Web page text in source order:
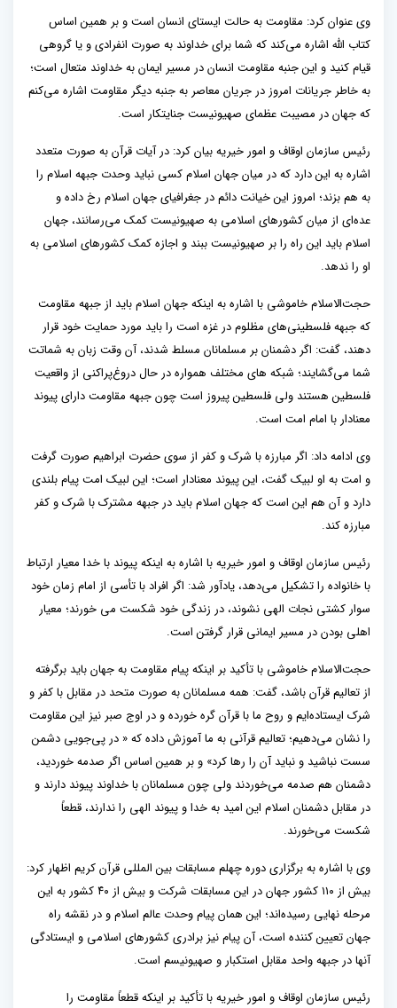
وی عنوان کرد: مقاومت به حالت ایستای انسان است و بر همین اساس
کتاب الله اشاره می‌کند که شما برای خداوند به صورت انفرادی و یا گروهی
قیام کنید و این جنبه مقاومت انسان در مسیر ایمان به خداوند متعال است؛
به خاطر جریانات امروز در جریان معاصر به جنبه دیگر مقاومت اشاره می‌کنم
که جهان در مصیبت عظمای صهیونیست جنایتکار است.
رئیس سازمان اوقاف و امور خیریه بیان کرد: در آیات قرآن به صورت متعدد
اشاره به این دارد که در میان جهان اسلام کسی نباید وحدت جبهه اسلام را
به هم بزند؛ امروز این خیانت دائم در جغرافیای جهان اسلام رخ داده و
عده‌ای از میان کشورهای اسلامی به صهیونیست کمک می‌رسانند، جهان
اسلام باید این راه را بر صهیونیست ببند و اجازه کمک کشورهای اسلامی به
او را ندهد.
حجت‌الاسلام خاموشی با اشاره به اینکه جهان اسلام باید از جبهه مقاومت
که جبهه‌ فلسطینی‌های مظلوم در غزه است را باید مورد حمایت خود قرار
دهند، گفت: اگر دشمنان بر مسلمانان مسلط شدند، آن وقت زبان به شماتت
شما می‌گشایند؛ شبکه های مختلف همواره در حال دروغ‌پراکنی از واقعیت
فلسطین هستند ولی فلسطین پیروز است چون جبهه مقاومت دارای پیوند
معنادار با امام امت است.
وی ادامه داد: اگر مبارزه با شرک و کفر از سوی حضرت ابراهیم صورت گرفت
و امت به او لبیک گفت، این پیوند معنادار است؛ این لبیک امت پیام بلندی
دارد و آن هم این است که جهان اسلام باید در جبهه مشترک با شرک و کفر
مبارزه کند.
رئیس سازمان اوقاف و امور خیریه با اشاره به اینکه پیوند با خدا معیار ارتباط
با خانواده را تشکیل می‌دهد، یادآور شد: اگر افراد با تأسی از امام زمان خود
سوار کشتی نجات الهی نشوند، در زندگی خود شکست می خورند؛ معیار
اهلی بودن در مسیر ایمانی قرار گرفتن است.
حجت‌الاسلام خاموشی با تأکید بر اینکه پیام مقاومت به جهان باید برگرفته
از تعالیم قرآن باشد، گفت: همه مسلمانان به صورت متحد در مقابل با کفر و
شرک ایستاده‌ایم و روح ما با قرآن گره خورده و در اوج صبر نیز این مقاومت
را نشان می‌دهیم؛ تعالیم قرآنی به ما آموزش داده که « در پی‌جویی دشمن
سست نباشید و نباید آن را رها کرد» و بر همین اساس اگر صدمه خوردید،
دشمنان هم صدمه می‌خوردند ولی چون مسلمانان با خداوند پیوند دارند و
در مقابل دشمنان اسلام این امید به خدا و پیوند الهی را ندارند، قطعاً
شکست می‌خورند.
وی با اشاره به برگزاری دوره چهلم مسابقات بین المللی قرآن کریم اظهار کرد:
بیش از ۱۱۰ کشور جهان در این مسابقات شرکت و بیش از ۴۰ کشور به این
مرحله نهایی رسیده‌اند؛ این همان پیام وحدت عالم اسلام و در نقشه راه
جهان تعیین کننده است، آن پیام نیز برادری کشورهای اسلامی و ایستادگی
آنها در جبهه واحد مقابل استکبار و صهیونیسم است.
رئیس سازمان اوقاف و امور خیریه با تأکید بر اینکه قطعاً مقاومت را